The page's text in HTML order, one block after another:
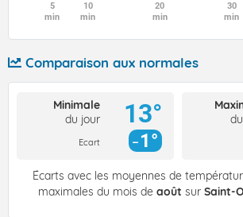
5
min
10
min
20
min
30
min
Comparaison aux normales
Minimale
du jour
Ecart
13°
1°
Écarts avec les moyennes de
maximales du mois de août sur Saint-